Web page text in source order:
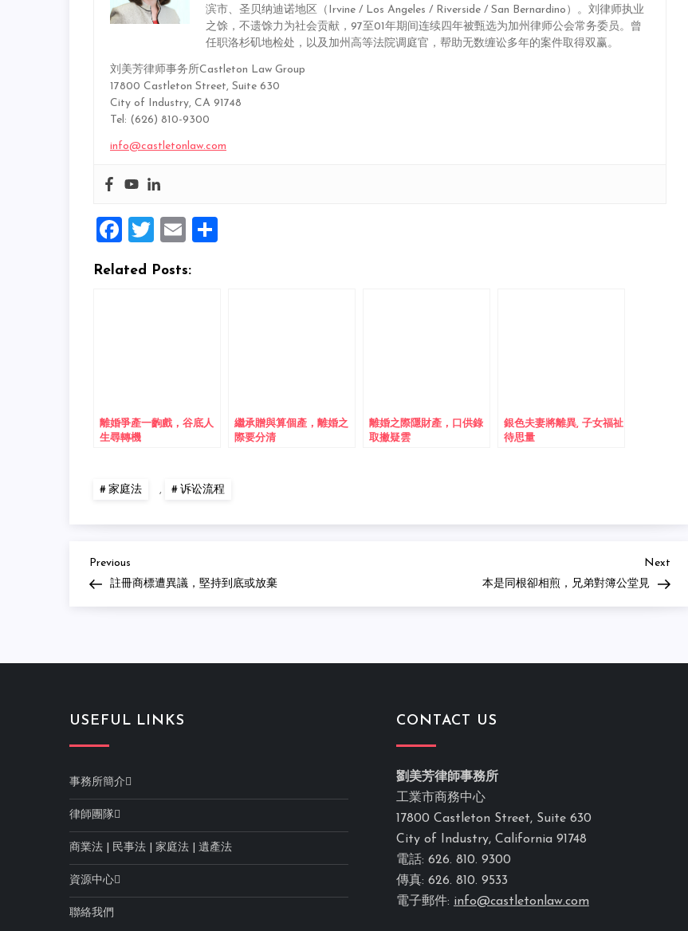
滨市、圣贝纳迪诺地区（Irvine / Los Angeles / Riverside / San Bernardino）。刘律师执业
之馀，不遗馀力为社会贡献，97至01年期间连续四年被甄选为加州律师公会常务委员。曾
任职洛杉矶地检处，以及加州高等法院调庭官，帮助无数缠讼多年的案件取得双赢。
刘美芳律师事务所Castleton Law Group
17800 Castleton Street, Suite 630
City of Industry, CA 91748
Tel: (626) 810-9300
info@castletonlaw.com
Facebook
TwitterEmail
Related Posts:
離婚爭產一齣戲，谷底人
生尋轉機
繼承贈與算個產，離婚之
際要分清
離婚之際隱財產，口供錄
取撇疑雲
銀色夫妻將離異, 子女福祉
待思量
家庭法 , 诉讼流程
Post
navigation
Previous
Post
Previous
註冊商標遭異議，堅持到底或放棄
Post
Next
本是同根卻相煎，兄弟對簿公堂見
USEFUL LINKS
事務所簡介
律師團隊
商業法 民事法 家庭法 遺產法
資源中心
聯絡我們
CONTACT US
劉美芳律師事務所
工業市商務中心
17800 Castleton Street, Suite 630
City of Industry, California 91748
電話: 626. 810. 9300
傳真: 626. 810. 9533
電子郵件: info@castletonlaw.com